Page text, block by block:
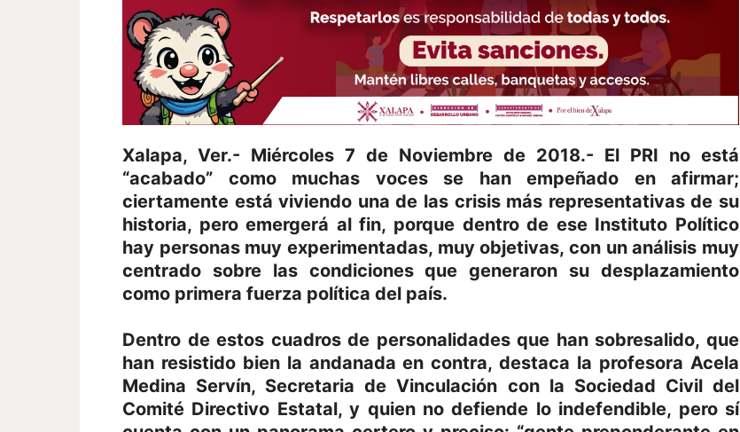
Xalapa, Ver.- Miércoles 7 de Noviembre de 2018.- El PRI no está
“acabado” como muchas voces se han empeñado en afirmar;
ciertamente está viviendo una de las crisis más representativas de su
historia, pero emergerá al fin, porque dentro de ese Instituto Político
hay personas muy experimentadas, muy objetivas, con un análisis muy
centrado sobre las condiciones que generaron su desplazamiento
como primera fuerza política del país.
Dentro de estos cuadros de personalidades que han sobresalido, que
han resistido bien la andanada en contra, destaca la profesora Acela
Medina Servín, Secretaria de Vinculación con la Sociedad Civil del
Comité Directivo Estatal, y quien no defiende lo indefendible, pero sí